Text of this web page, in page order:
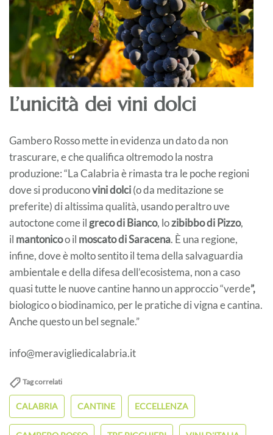
L’unicità dei vini dolci
Gambero Rosso mette in evidenza un dato da non
trascurare, e che qualifica oltremodo la nostra
produzione: “La Calabria è rimasta tra le poche regioni
dove si produconovini dolci(o da meditazione se
preferite) di altissima qualità, usando peraltro uve
autoctone come il greco di Bianco, lozibibbo di Pizzo,
il mantonicoo il moscato di Saracena. È una regione,
infine, dove è molto sentito il tema della salvaguardia
ambientale e della difesa dell’ecosistema, non a caso
quasi tutte le nuove cantine hanno un approccio “verde”,
biologico o biodinamico, per le pratiche di vigna e cantina.
Anche questo un bel segnale.”
info@meravigliedicalabria.it
Tag correlati
CALABRIA CANTINE ECCELLENZA